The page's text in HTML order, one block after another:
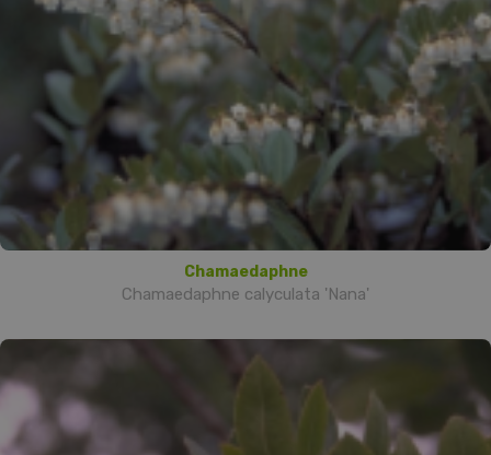
Chamaedaphne
Chamaedaphne calyculata 'Nana'